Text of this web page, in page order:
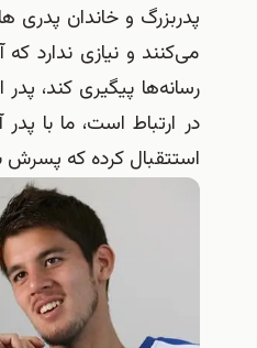
پدربزرگ و خاندان پدری
می‌کنند و نیازی ندارد
رسانه‌ها پیگیری کند، پدر
در ارتباط است، ما با پدر
استتقبال کرده که پسرش